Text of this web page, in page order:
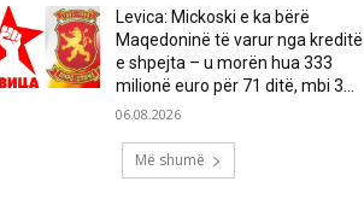
Levica: Mickoski e ka bërë
Maqedoninë të varur nga kreditë
e shpejta – u morën hua 333
milionë euro për 71 ditë, mbi 3...
06.08.2026
Më shumë